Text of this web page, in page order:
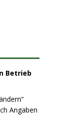
Betrieb
Angaben